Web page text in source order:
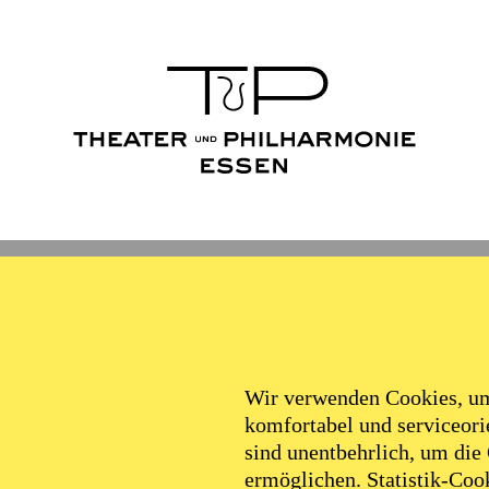
Wir verwenden Cookies,
komfortabel und
sind unentbehrlich, um
ermöglichen. Statistik-